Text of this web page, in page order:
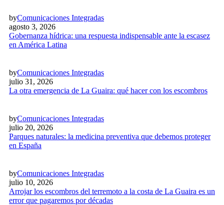
byComunicaciones Integradas
agosto 3, 2026
Gobernanza hídrica: una respuesta indispensable ante la escasez
en América Latina
byComunicaciones Integradas
julio 31, 2026
La otra emergencia de La Guaira: qué hacer con los escombros
byComunicaciones Integradas
julio 20, 2026
Parques naturales: la medicina preventiva que debemos proteger
en España
byComunicaciones Integradas
julio 10, 2026
Arrojar los escombros del terremoto a la costa de La Guaira es un
error que pagaremos por décadas